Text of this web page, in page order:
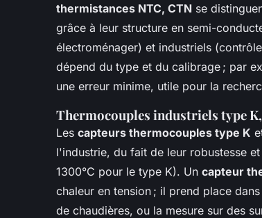
thermistances NTC, CTN se
grâce à leur structure en semi-
électroménager) et industriels
dépend du type et du calibrage ; par
une erreur minime, utile pour la
Thermocouples industriels type
Les capteurs thermocouples type K
l'industrie, du fait de leur robustesse
1300°C pour le type K). Un capteur
chaleur en tension ; il prend place
de chaudières, ou la mesure sur des